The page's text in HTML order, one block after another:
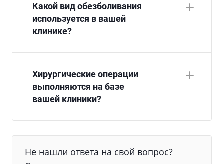
Какой вид обезболивания
используется в вашей
клинике?
Хирургические операции
выполняются на базе
вашей клиники?
Не нашли ответа на свой вопрос?